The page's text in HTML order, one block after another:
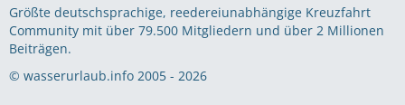
Größte deutschsprachige, reedereiunabhängige Kreuzfahrt
Community mit über 79.500 Mitgliedern und über 2 Millionen
Beiträgen.
© wasserurlaub.info 2005 - 2026